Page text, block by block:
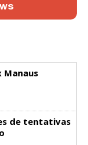
Manaus
de tentativas